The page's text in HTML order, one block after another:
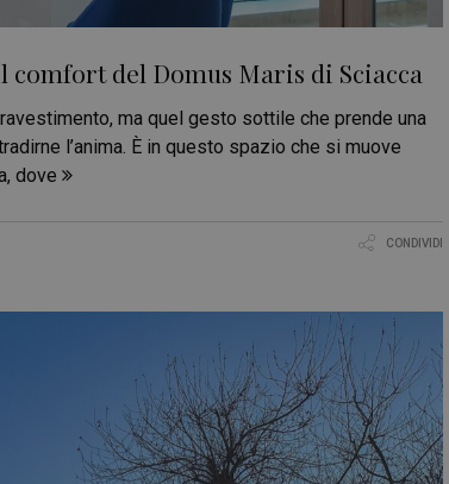
del Domus Maris di Sciacca
ma quel gesto sottile che prende una
l’anima. È in questo spazio che si muove
dove
CONDIVIDI